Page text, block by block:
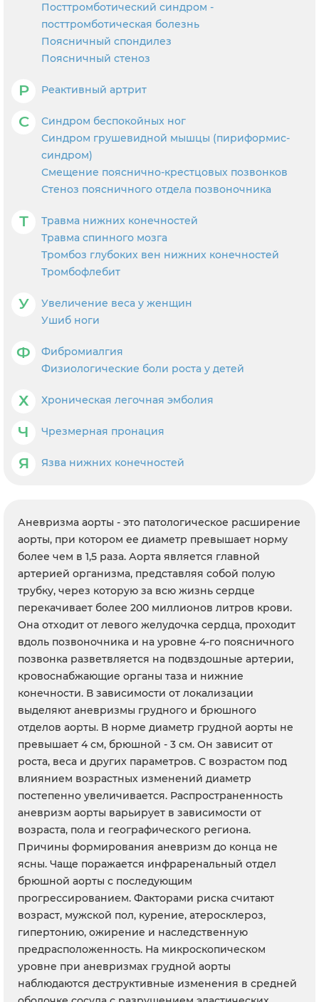
Посттромботический синдром -
посттромботическая болезнь
Поясничный спондилез
Поясничный стеноз
Р Реактивный артрит
С
Синдром беспокойных ног
Синдром грушевидной мышцы (пириформис-
синдром)
Смещение пояснично-крестцовых позвонков
Стеноз поясничного отдела позвоночника
Т
Травма нижних конечностей
Травма спинного мозга
Тромбоз глубоких вен нижних конечностей
Тромбофлебит
У
Увеличение веса у женщин
Ушиб ноги
Ф
Фибромиалгия
Физиологические боли роста у детей
Х Хроническая легочная эмболия
Ч Чрезмерная пронация
Я Язва нижних конечностей
Аневризма аорты - это патологическое расширение
аорты, при котором ее диаметр превышает норму
более чем в 1,5 раза. Аорта является главной
артерией организма, представляя собой полую
трубку, через которую за всю жизнь сердце
перекачивает более 200 миллионов литров крови.
Она отходит от левого желудочка сердца, проходит
вдоль позвоночника и на уровне 4-го поясничного
позвонка разветвляется на подвздошные артерии,
кровоснабжающие органы таза и нижние
конечности. В зависимости от локализации
выделяют аневризмы грудного и брюшного
отделов аорты. В норме диаметр грудной аорты не
превышает 4 см, брюшной - 3 см. Он зависит от
роста, веса и других параметров. С возрастом под
влиянием возрастных изменений диаметр
постепенно увеличивается. Распространенность
аневризм аорты варьирует в зависимости от
возраста, пола и географического региона.
Причины формирования аневризм до конца не
ясны. Чаще поражается инфраренальный отдел
брюшной аорты с последующим
прогрессированием. Факторами риска считают
возраст, мужской пол, курение, атеросклероз,
гипертонию, ожирение и наследственную
предрасположенность. На микроскопическом
уровне при аневризмах грудной аорты
наблюдаются деструктивные изменения в средней